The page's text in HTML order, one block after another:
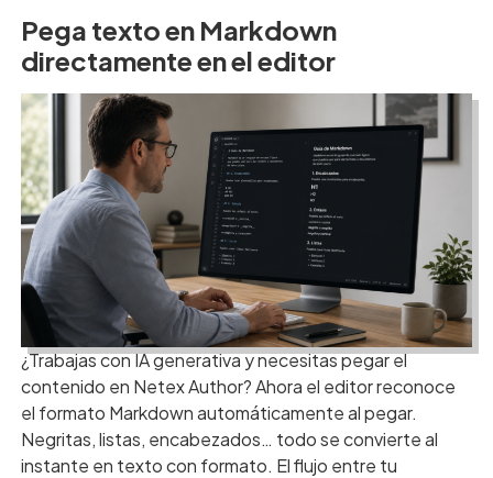
Pega texto en Markdown
directamente en el editor
¿Trabajas con IA generativa y necesitas pegar el
contenido en Netex Author? Ahora el editor reconoce
el formato Markdown automáticamente al pegar.
Negritas, listas, encabezados… todo se convierte al
instante en texto con formato. El flujo entre tu